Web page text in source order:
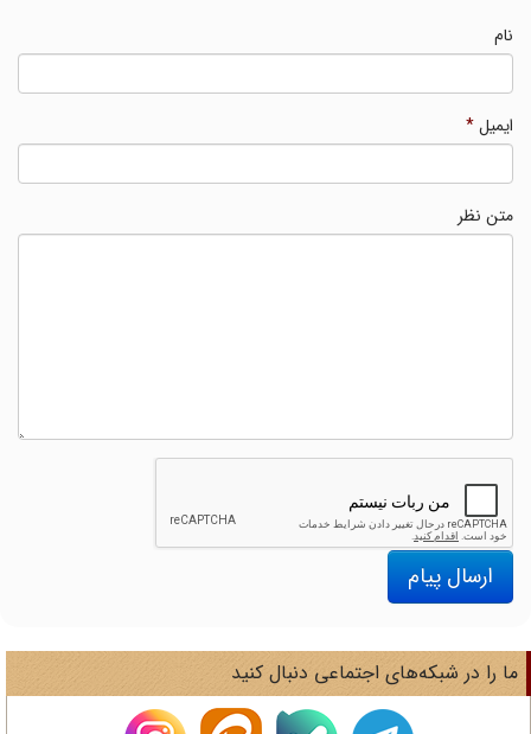
ایمیل*
متن نظر
ارسال پیام
را در شبکه‌های اجتماعی دنبال کنید